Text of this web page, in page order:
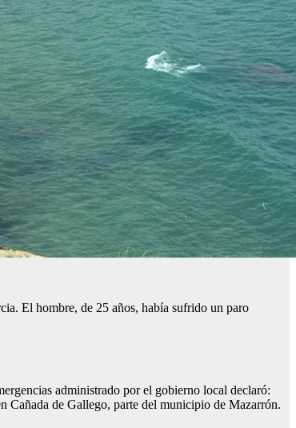
El hombre, de 25 años, había sufrido un paro
administrado por el gobierno local declaró:
Cañada de Gallego, parte del municipio de Mazarrón.